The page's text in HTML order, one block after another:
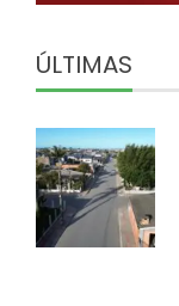
ÚLTIMAS